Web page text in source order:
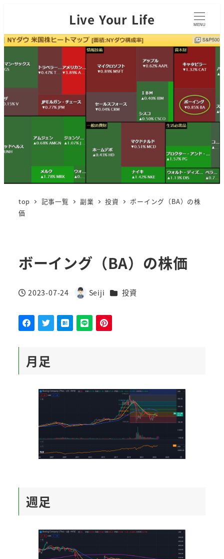
Live Your Life MENU
top 記事一覧 副業 投資
ボーイング（BA）の株
価
ボーイング（BA）の株価
投稿日
2023-07-24
著
Seiji カテゴリー
投資
月足
週足